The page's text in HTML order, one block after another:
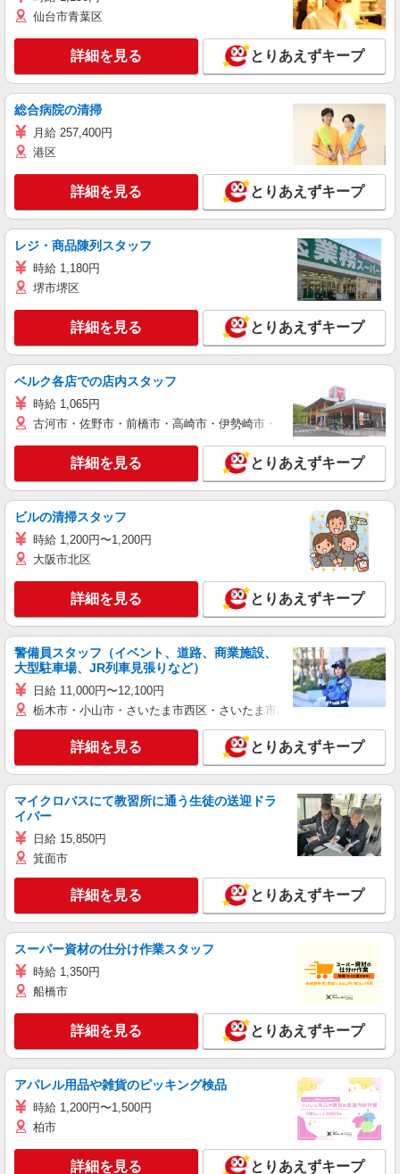
仙台市青葉区
詳細を見る とりあえずキープ
総合病院の清掃
月給 257,400円
港区
詳細を見る とりあえずキープ
レジ・商品陳列スタッフ
時給 1,180円
堺市堺区
詳細を見る とりあえずキープ
ベルク各店での店内スタッフ
時給 1,065円
古河市・佐野市・前橋市・高崎市・伊勢崎市・太田市・館林市・藤
詳細を見る とりあえずキープ
ビルの清掃スタッフ
時給 1,200円〜1,200円
大阪市北区
詳細を見る とりあえずキープ
警備員スタッフ（イベント、道路、商業施設、
大型駐車場、JR列車見張りなど）
日給 11,000円〜12,100円
栃木市・小山市・さいたま市西区・さいたま市岩槻区・久喜市・蓮田
詳細を見る とりあえずキープ
マイクロバスにて教習所に通う生徒の送迎ドラ
イバー
日給 15,850円
箕面市
詳細を見る とりあえずキープ
スーパー資材の仕分け作業スタッフ
時給 1,350円
船橋市
詳細を見る とりあえずキープ
アパレル用品や雑貨のピッキング検品
時給 1,200円〜1,500円
柏市
詳細を見る とりあえずキープ